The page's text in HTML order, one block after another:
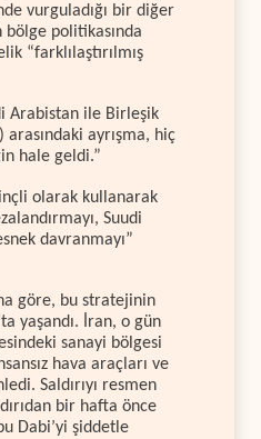
vurguladığı bir diğer
bölge politikasında
“farklılaştırılmış
Arabistan ile Birleşik
ayrışma, hiç
hale geldi.”
olarak kullanarak
Suudi
davranmayı”
göre, bu stratejinin
yaşandı. İran, o gün
sanayi bölgesi
hava araçları ve
Saldırıyı resmen
bir hafta önce
Dabi’yi şiddetle